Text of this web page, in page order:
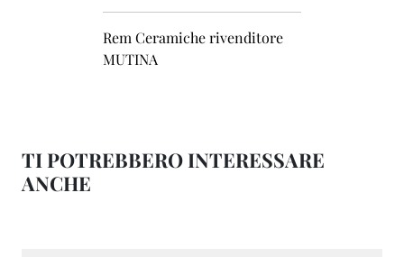
Rem Ceramiche rivenditore
MUTINA
TI POTREBBERO INTERESSARE
ANCHE